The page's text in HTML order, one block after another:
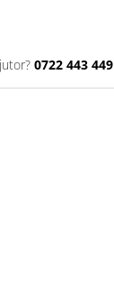
0722 443 449